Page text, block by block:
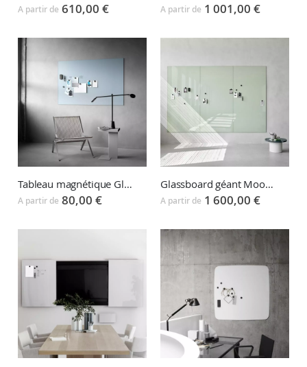
A partir de 610,00 € A partir de 1 001,00 €
Tableau magnétique Glassboard Mood et Silk Wall
A partir de 80,00 €
Glassboard géant Mood et Silk Spaces
A partir de 1 600,00 €